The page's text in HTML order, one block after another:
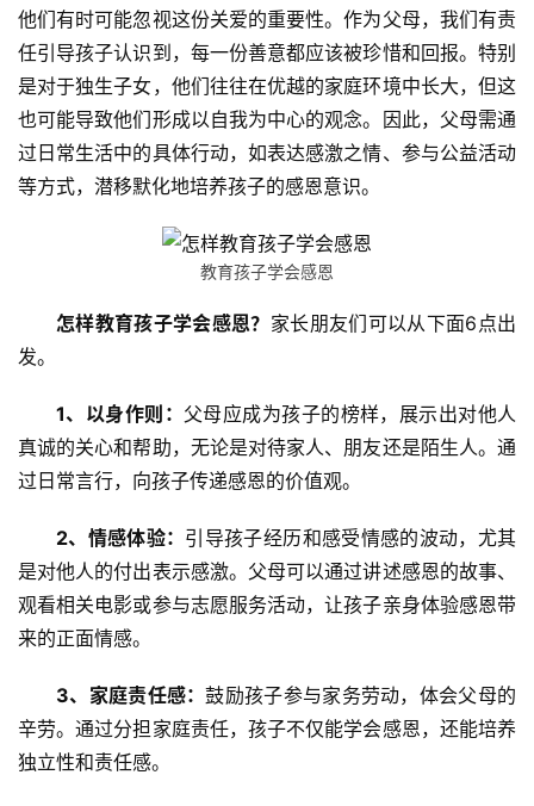
关
于
我
师
资
他们有时可能忽视这份关爱的重要性。作为父母，我们有责
任引导孩子认识到，每一份善意都应该被珍惜和回报。特别
是对于独生子女，他们往往在优越的家庭环境中长大，但这
也可能导致他们形成以自我为中心的观念。因此，父母需通
过日常生活中的具体行动，如表达感激之情、参与公益活动
等方式，潜移默化地培养孩子的感恩意识。
教育孩子学会感恩
怎样教育孩子学会感恩？ 家长朋友们可以从下面6点出
发。
1、以身作则： 父母应成为孩子的榜样，展示出对他人
真诚的关心和帮助，无论是对待家人、朋友还是陌生人。通
过日常言行，向孩子传递感恩的价值观。
2、情感体验： 引导孩子经历和感受情感的波动，尤其
是对他人的付出表示感激。父母可以通过讲述感恩的故事、
观看相关电影或参与志愿服务活动，让孩子亲身体验感恩带
来的正面情感。
3、家庭责任感：鼓励孩子参与家务劳动，体会父母的
辛劳。通过分担家庭责任，孩子不仅能学会感恩，还能培养
独立性和责任感。